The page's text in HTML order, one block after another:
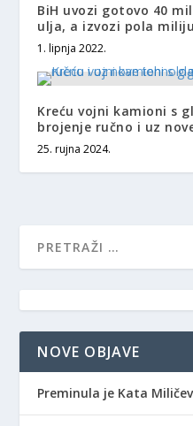
BiH uvozi gotovo 40
ulja, a izvozi pola
1. lipnja 2022.
Kreću vojni kamioni s
brojenje ručno i uz
25. rujna 2024.
NOVE OBJAVE
Preminula je Kata